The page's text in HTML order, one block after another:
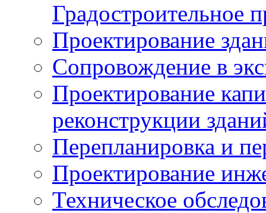
Градостроительное
Проектирование
Сопровождение в
Проектирование
реконструкции
Перепланировка и
Проектирование
Техническое